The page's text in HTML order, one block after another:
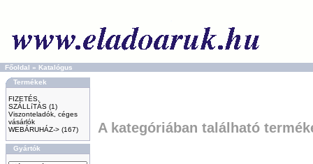
Főoldal » Katalógus
Termékek
FIZETÉS,
SZÁLLíTÁS (1)
Viszonteladók, céges
vásárlók
WEBÁRUHÁZ-> (167)
Gyártók
A kategóriában található